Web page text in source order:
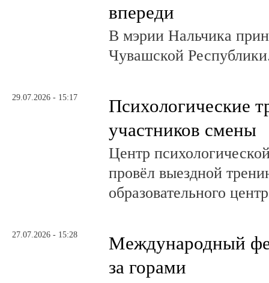
впереди
В мэрии Нальчика
Чувашской
29.07.2026 - 15:17
Психологические
участников смены
Центр
провёл выездной
образовательного
27.07.2026 - 15:28
Международный
за горами